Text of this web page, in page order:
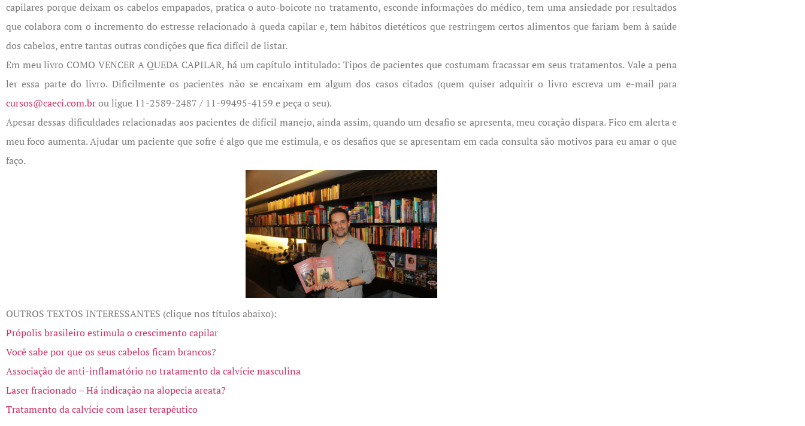
capilares porque deixam os cabelos empapados, pratica o auto-boicote no tratamento, esconde informações do médico, tem uma ansiedade por resultados
que colabora com o incremento do estresse relacionado à queda capilar e, tem hábitos dietéticos que restringem certos alimentos que fariam bem à saúde
dos cabelos, entre tantas outras condições que fica difícil de listar.
Em meu livro COMO VENCER A QUEDA CAPILAR, há um capítulo intitulado: Tipos de pacientes que costumam fracassar em seus tratamentos. Vale a pena
ler essa parte do livro. Dificilmente os pacientes não se encaixam em algum dos casos citados (quem quiser adquirir o livro escreva um e-mail para
cursos@caeci.com.brou ligue 11-2589-2487 / 11-99495-4159 e peça o seu).
Apesar dessas dificuldades relacionadas aos pacientes de difícil manejo, ainda assim, quando um desafio se apresenta, meu coração dispara. Fico em alerta e
meu foco aumenta. Ajudar um paciente que sofre é algo que me estimula, e os desafios que se apresentam em cada consulta são motivos para eu amar o que
faço.
OUTROS TEXTOS INTERESSANTES (clique nos títulos abaixo):
Própolis brasileiro estimula o crescimento capilar
Você sabe por que os seus cabelos ficam brancos?
Associação de anti-inflamatório no tratamento da calvície masculina
Laser fracionado – Há indicação na alopecia areata?
Tratamento da calvície com laser terapêutico